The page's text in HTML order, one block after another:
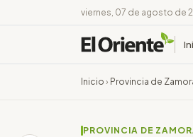
viernes, 07 de agosto de
Inicio › Provincia de
PROVINCIA DE